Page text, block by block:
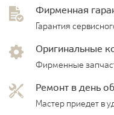
Фирменная
Гарантия
Оригинальные
Фирменные
Ремонт в день
Мастер приедет в